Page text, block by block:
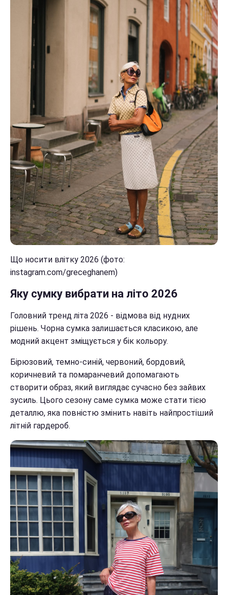
Що носити влітку 2026 (фото:
instagram.com/greceghanem)
Яку сумку вибрати на літо 2026
Головний тренд літа 2026 - відмова від нудних
рішень. Чорна сумка залишається класикою, але
модний акцент зміщується у бік кольору.
Бірюзовий, темно-синій, червоний, бордовий,
коричневий та помаранчевий допомагають
створити образ, який виглядає сучасно без зайвих
зусиль. Цього сезону саме сумка може стати тією
деталлю, яка повністю змінить навіть найпростіший
літній гардероб.